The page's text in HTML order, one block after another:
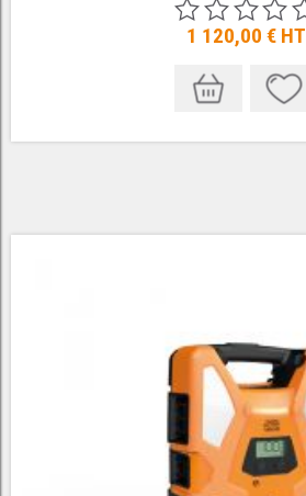
1 120,00 € HT